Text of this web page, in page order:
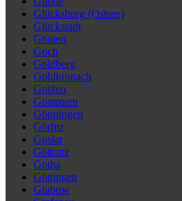
Glücksburg (Ostsee)
Glückstadt
Gnoien
Goch
Goldberg
Goldkronach
Golßen
Gommern
Göppingen
Görlitz
Goslar
Gößnitz
Gotha
Göttingen
Grabow